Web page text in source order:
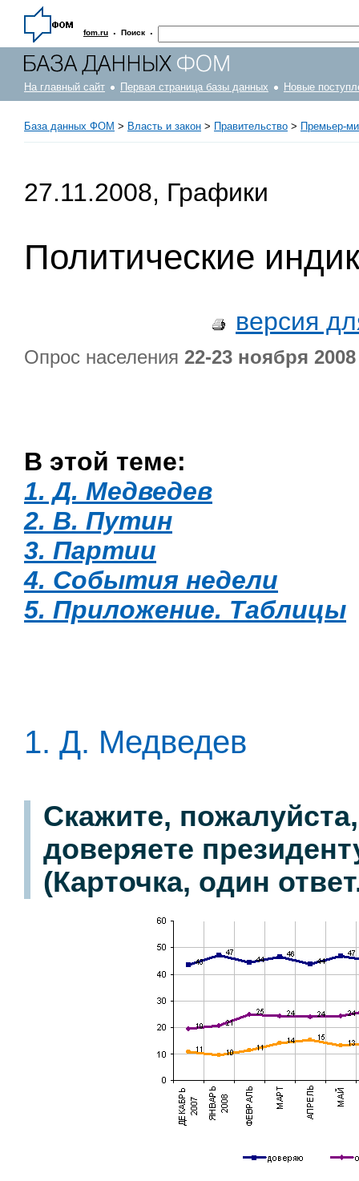
fom.ru · Поиск ·
На главный сайт Первая страница базы данных Новые
База данных ФОМ > Власть и закон > Правительство > Премьер-
27.11.2008, Графики
Политические
версия
Опрос населения 22-23 ноября 2008
В этой теме:
1. Д. Медведев
2. В. Путин
3. Партии
4. События недели
5. Приложение. Таблицы
1. Д. Медведев
Скажите,
доверяете
(Карточка, один